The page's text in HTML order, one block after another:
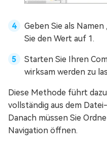
Geben Sie als Namen
Sie den Wert auf 1.
Starten Sie Ihren
wirksam werden zu
Diese Methode führt
vollständig aus dem
Danach müssen Sie
Navigation öffnen.